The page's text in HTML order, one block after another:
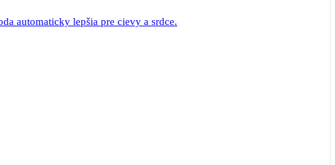
automaticky lepšia pre cievy a srdce.